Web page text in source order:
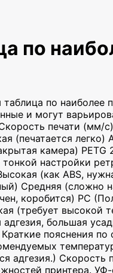
по
по
и могут
печати
(печатается
камера)
настройки
(как ABS,
Средняя
коробится) PC
(требует высокой
большая
пояснения
адгезия.)
принтера.